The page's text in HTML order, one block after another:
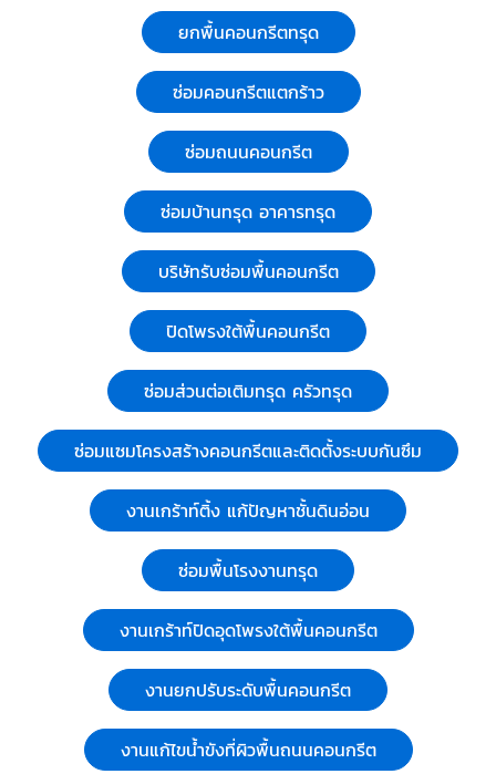
ยกพื้นคอนกรีตทรุด
ซ่อมคอนกรีตแตกร้าว
ซ่อมถนนคอนกรีต
ซ่อมบ้านทรุด อาคารทรุด
บริษัทรับซ่อมพื้นคอนกรีต
ปิดโพรงใต้พื้นคอนกรีต
ซ่อมส่วนต่อเติมทรุด ครัวทรุด
ซ่อมแซมโครงสร้างคอนกรีตและติดตั้งระบบกันซึม
งานเกร้าท์ติ้ง แก้ปัญหาชั้นดินอ่อน
ซ่อมพื้นโรงงานทรุด
งานเกร้าท์ปิดอุดโพรงใต้พื้นคอนกรีต
งานยกปรับระดับพื้นคอนกรีต
งานแก้ไขน้ำขังที่ผิวพื้นถนนคอนกรีต